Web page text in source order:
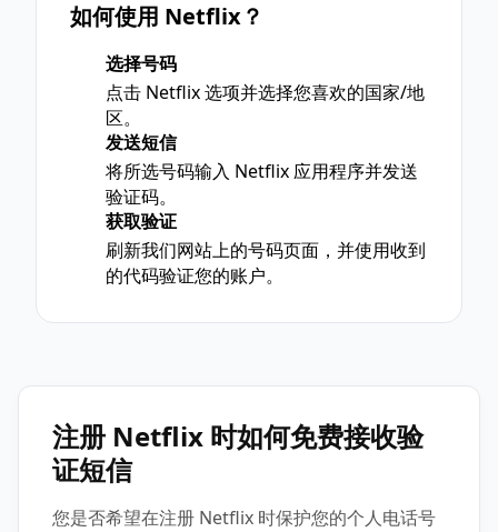
如何使用 Netflix？
选择号码
点击 Netflix 选项并选择您喜欢的国家/地
区。
发送短信
将所选号码输入 Netflix 应用程序并发送
验证码。
获取验证
刷新我们网站上的号码页面，并使用收到
的代码验证您的账户。
注册 Netflix 时如何免费接收验
证短信
您是否希望在注册 Netflix 时保护您的个人电话号